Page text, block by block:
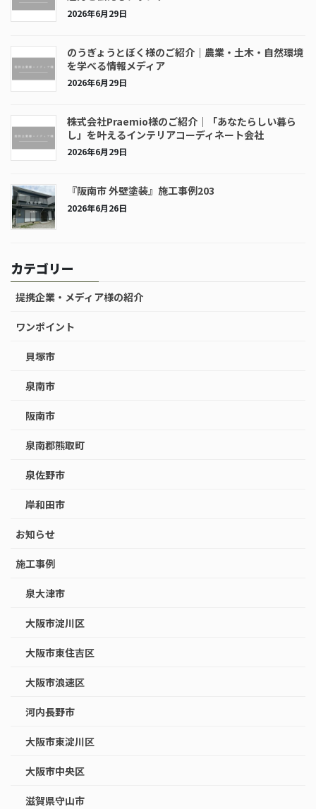
2026年6月29日
のうぎょうとぼく様のご紹介｜農業・土木・自然環境
を学べる情報メディア
2026年6月29日
株式会社Praemio様のご紹介｜「あなたらしい暮ら
し」を叶えるインテリアコーディネート会社
2026年6月29日
『阪南市 外壁塗装』施工事例203
2026年6月26日
カテゴリー
提携企業・メディア様の紹介
ワンポイント
貝塚市
泉南市
阪南市
泉南郡熊取町
泉佐野市
岸和田市
お知らせ
施工事例
泉大津市
大阪市淀川区
大阪市東住吉区
大阪市浪速区
河内長野市
大阪市東淀川区
大阪市中央区
滋賀県守山市